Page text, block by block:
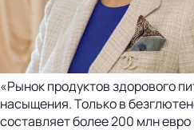
«Рынок продуктов здорового
насыщения. Только в
составляет более 200 млн